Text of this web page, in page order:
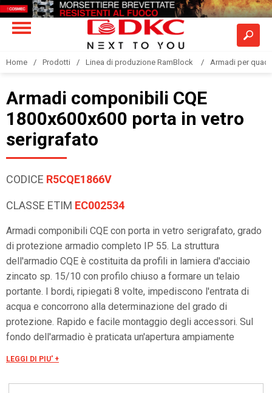
Home Prodotti Linea di produzione RamBlock Armadi per
Armadi componibili CQE
1800x600x600 porta in vetro
serigrafato
CODICE R5CQE1866V
CLASSE ETIM EC002534
Armadi componibili CQE con porta in vetro serigrafato, grado
di protezione armadio completo IP 55. La struttura
dell'armadio CQE è costituita da profili in lamiera d'acciaio
zincato sp. 15/10 con profilo chiuso a formare un telaio
portante. I bordi, ripiegati 8 volte, impediscono l'entrata di
acqua e concorrono alla determinazione del grado di
protezione. Rapido e facile montaggio degli accessori. Sul
fondo dell'armadio è praticata un'apertura ampiamente
d'acciaio. Internamente è fissato un telaio forato con passo
LEGGI DI PIU' +